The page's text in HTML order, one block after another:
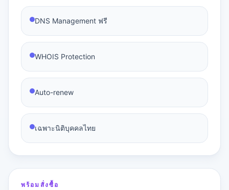
DNS Management ฟรี
WHOIS Protection
Auto-renew
เฉพาะนิติบุคคลไทย
พร้อมสั่งซื้อ